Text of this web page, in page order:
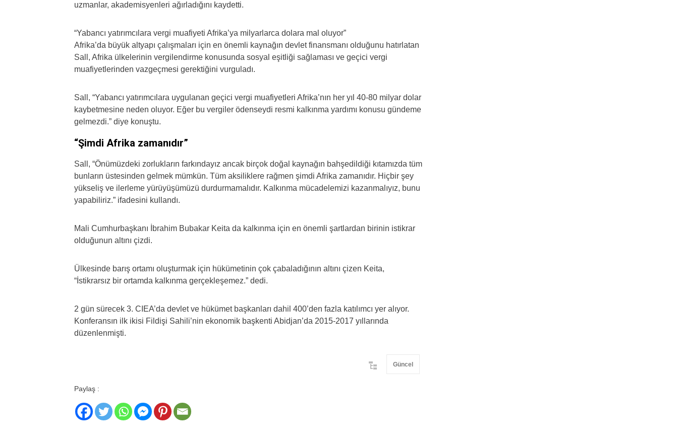
uzmanlar, akademisyenleri ağırladığını kaydetti.
“Yabancı yatırımcılara vergi muafiyeti Afrika’ya milyarlarca dolara mal oluyor”
Afrika’da büyük altyapı çalışmaları için en önemli kaynağın devlet finansmanı olduğunu hatırlatan
Sall, Afrika ülkelerinin vergilendirme konusunda sosyal eşitliği sağlaması ve geçici vergi
muafiyetlerinden vazgeçmesi gerektiğini vurguladı.
Sall, “Yabancı yatırımcılara uygulanan geçici vergi muafiyetleri Afrika’nın her yıl 40-80 milyar dolar
kaybetmesine neden oluyor. Eğer bu vergiler ödenseydi resmi kalkınma yardımı konusu gündeme
gelmezdi.” diye konuştu.
“Şimdi Afrika zamanıdır”
Sall, “Önümüzdeki zorlukların farkındayız ancak birçok doğal kaynağın bahşedildiği kıtamızda tüm
bunların üstesinden gelmek mümkün. Tüm aksiliklere rağmen şimdi Afrika zamanıdır. Hiçbir şey
yükseliş ve ilerleme yürüyüşümüzü durdurmamalıdır. Kalkınma mücadelemizi kazanmalıyız, bunu
yapabiliriz.” ifadesini kullandı.
Mali Cumhurbaşkanı İbrahim Bubakar Keita da kalkınma için en önemli şartlardan birinin istikrar
olduğunun altını çizdi.
Ülkesinde barış ortamı oluşturmak için hükümetinin çok çabaladığının altını çizen Keita,
“İstikrarsız bir ortamda kalkınma gerçekleşemez.” dedi.
2 gün sürecek 3. CIEA’da devlet ve hükümet başkanları dahil 400’den fazla katılımcı yer alıyor.
Konferansın ilk ikisi Fildişi Sahili’nin ekonomik başkenti Abidjan’da 2015-2017 yıllarında
düzenlenmişti.
Güncel
Paylaş :